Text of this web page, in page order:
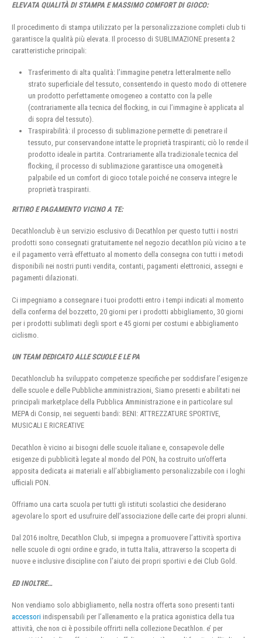
ELEVATA QUALITÀ DI STAMPA E MASSIMO COMFORT DI GIOCO:
Il procedimento di stampa utilizzato per la personalizzazione completi club ti
garantisce la qualità più elevata. Il processo di SUBLIMAZIONE presenta 2
caratteristiche principali:
Trasferimento di alta qualità: l’immagine penetra letteralmente nello
strato superficiale del tessuto, consentendo in questo modo di ottenere
un prodotto perfettamente omogeneo a contatto con la pelle
(contrariamente alla tecnica del flocking, in cui l’immagine è applicata al
di sopra del tessuto).
Traspirabilità: il processo di sublimazione permette di penetrare il
tessuto, pur conservandone intatte le proprietà traspiranti; ciò lo rende il
prodotto ideale in partita. Contrariamente alla tradizionale tecnica del
flocking, il processo di sublimazione garantisce una omogeneità
palpabile ed un comfort di gioco totale poiché ne conserva integre le
proprietà traspiranti.
RITIRO E PAGAMENTO VICINO A TE:
Decathlonclub è un servizio esclusivo di Decathlon per questo tutti i nostri
prodotti sono consegnati gratuitamente nel negozio decathlon più vicino a te
e il pagamento verrà effettuato al momento della consegna con tutti i metodi
disponibili nei nostri punti vendita, contanti, pagamenti elettronici, assegni e
pagamenti dilazionati.
Ci impegniamo a consegnare i tuoi prodotti entro i tempi indicati al momento
della conferma del bozzetto, 20 giorni per i prodotti abbigliamento, 30 giorni
per i prodotti sublimati degli sport e 45 giorni per costumi e abbigliamento
ciclismo.
UN TEAM DEDICATO ALLE SCUOLE E LE PA
Decathlonclub ha sviluppato competenze specifiche per soddisfare l’esigenze
delle scuole e delle Pubbliche amministrazioni, Siamo presenti e abilitati nei
principali marketplace della Pubblica Amministrazione e in particolare sul
MEPA di Consip, nei seguenti bandi: BENI: ATTREZZATURE SPORTIVE,
MUSICALI E RICREATIVE
Decathlon è vicino ai bisogni delle scuole italiane e, consapevole delle
esigenze di pubblicità legate al mondo del PON, ha costruito un’offerta
apposita dedicata ai materiali e all’abbigliamento personalizzabile con i loghi
ufficiali PON.
Offriamo una carta scuola per tutti gli istituti scolastici che desiderano
agevolare lo sport ed usufruire dell’associazione delle carte dei propri alunni.
Dal 2016 inoltre, Decathlon Club, si impegna a promuovere l’attività sportiva
nelle scuole di ogni ordine e grado, in tutta Italia, attraverso la scoperta di
nuove e inclusive discipline con l’aiuto dei propri sportivi e dei Club Gold.
ED INOLTRE…
Non vendiamo solo abbigliamento, nella nostra offerta sono presenti tanti
accessori indispensabili per l’allenamento e la pratica agonistica della tua
attività, che non ci è possibile offrirti nella collezione Decathlon. e’ per